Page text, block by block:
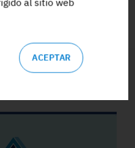
ACEPTAR